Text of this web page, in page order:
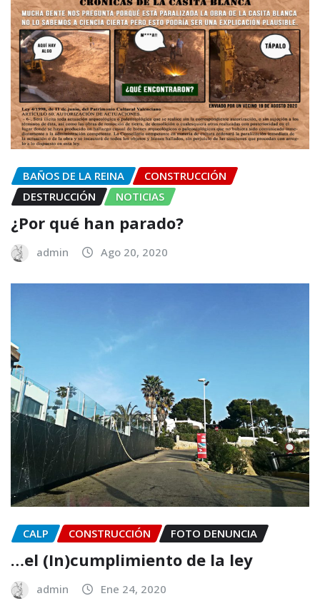
BAÑOS DE LA REINA
CONSTRUCCIÓN
DESTRUCCIÓN
NOTICIAS
¿Por qué han parado?
admin Ago 20, 2020
CALP CONSTRUCCIÓN FOTO DENUNCIA
…el (In)cumplimiento de la ley
admin Ene 24, 2020